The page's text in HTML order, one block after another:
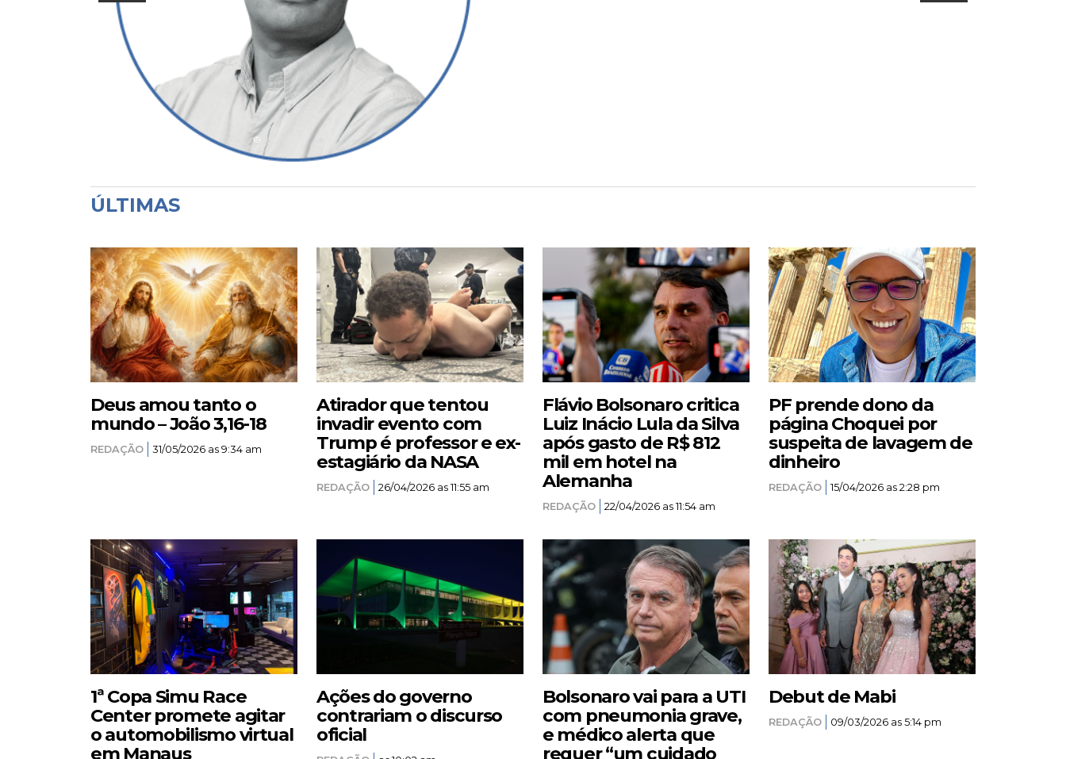
ÚLTIMAS
Deus amou tanto o
mundo – João 3,16-18
REDAÇÃO 31/05/2026 as 9:34 am
Atirador que tentou
invadir evento com
Trump é professor e ex-
estagiário da NASA
REDAÇÃO 26/04/2026 as 11:55 am
Flávio Bolsonaro critica
Luiz Inácio Lula da Silva
após gasto de R$ 812
mil em hotel na
Alemanha
REDAÇÃO 22/04/2026 as 11:54 am
PF prende dono da
página Choquei por
suspeita de lavagem de
dinheiro
REDAÇÃO 15/04/2026 as 2:28 pm
1ª Copa Simu Race
Center promete agitar
o automobilismo virtual
em Manaus
Ações do governo
contrariam o discurso
oficial
Bolsonaro vai para a UTI
com pneumonia grave,
e médico alerta que
requer “um cuidado
Debut de Mabi
REDAÇÃO 09/03/2026 as 5:14 pm